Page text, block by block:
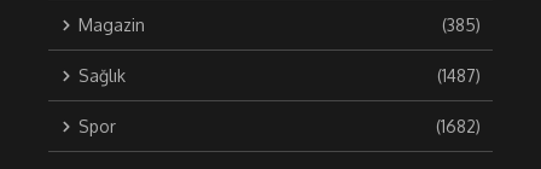
Magazin (385)
Sağlık (1487)
Spor (1682)